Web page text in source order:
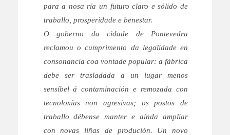
para a nosa ría un futuro claro e sólido de
traballo, prosperidade e benestar.
O goberno da cidade de Pontevedra
reclamou o cumprimento da legalidade en
consonancia coa vontade popular: a fábrica
debe ser trasladada a un lugar menos
sensíbel á contaminación e remozada con
tecnoloxías non agresivas; os postos de
traballo débense manter e aínda ampliar
con novas liñas de produción. Un novo